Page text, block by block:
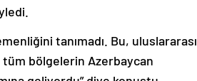
tanımadı. Bu, uluslararası
tüm bölgelerin Azerbaycan